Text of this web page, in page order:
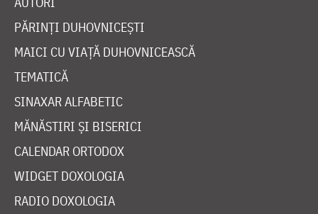
PĂRINȚI DUHOVNICEȘTI
MAICI CU VIAȚĂ DUHOVNICEASCĂ
TEMATICĂ
SINAXAR ALFABETIC
MĂNĂSTIRI ȘI BISERICI
CALENDAR ORTODOX
WIDGET DOXOLOGIA
RADIO DOXOLOGIA